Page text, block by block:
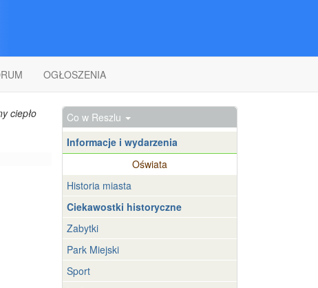
OGŁOSZENIA
ciepło
Co w Reszlu
Informacje i wydarzenia
Oświata
Historia miasta
Ciekawostki historyczne
Zabytki
Park Miejski
Sport